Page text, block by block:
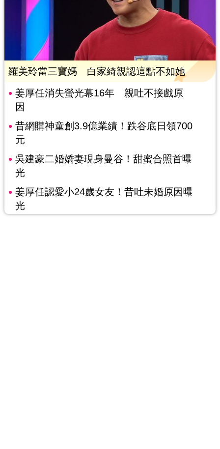
羅美玲當三寶媽 白家綺親認這點不如她
姜厚任消失螢光幕16年 親吐不接戲原
因
昔網購神童創3.9億業績！跌谷底日領700
元
吳建豪二婚嬌妻現身曼谷！甜蜜合照首曝
光
姜厚任認愛小24歲女友！昔吐未婚原因曝
光